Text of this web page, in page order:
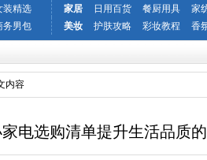
装精选 家居 日用百货 餐厨用具
家
务男包 美妆 护肤攻略 彩妆教程 香
内容
电选购清单提升生活品质